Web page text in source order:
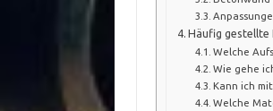
Häufig gestellte
Welche
Wie gehe
Kann ich
Welche